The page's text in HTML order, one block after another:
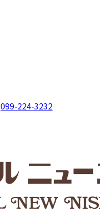
099-224-3232